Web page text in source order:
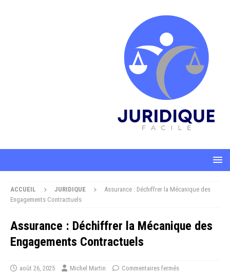
ACCUEIL JURIDIQUE
Assurance : Déchiffrer la Mécanique des
Engagements Contractuels
Assurance : Déchiffrer la Mécanique des
Engagements Contractuels
août 26, 2025 Michel Martin Commentaires fermés